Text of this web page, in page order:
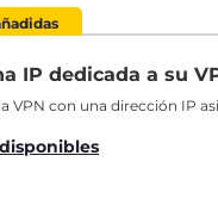
IP dedicada a su
VPN con una dirección IP